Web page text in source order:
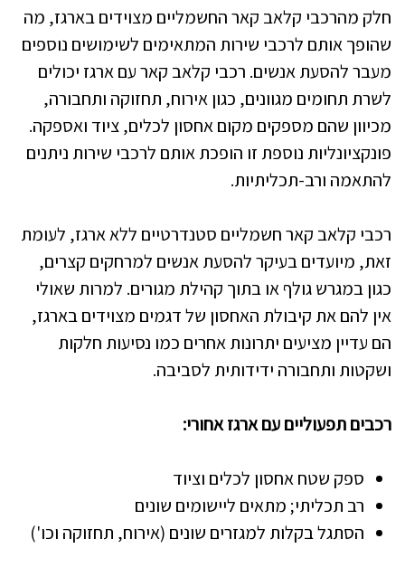
חלק מהרכבי קלאב קאר החשמליים מצוידים בארגז, מה
שהופך אותם לרכבי שירות המתאימים לשימושים נוספים
מעבר להסעת אנשים. רכבי קלאב קאר עם ארגז יכולים
לשרת תחומים מגוונים, כגון אירוח, תחזוקה ותחבורה,
מכיוון שהם מספקים מקום אחסון לכלים, ציוד ואספקה.
פונקציונליות נוספת זו הופכת אותם לרכבי שירות ניתנים
להתאמה ורב-תכליתיות.
רכבי קלאב קאר חשמליים סטנדרטיים ללא ארגז, לעומת
זאת, מיועדים בעיקר להסעת אנשים למרחקים קצרים,
כגון במגרש גולף או בתוך קהילת מגורים. למרות שאולי
אין להם את קיבולת האחסון של דגמים מצוידים בארגז,
הם עדיין מציעים יתרונות אחרים כמו נסיעות חלקות
ושקטות ותחבורה ידידותית לסביבה.
רכבים תפעוליים עם ארגז אחורי:
ספק שטח אחסון לכלים וציוד
רב תכליתי; מתאים ליישומים שונים
הסתגל בקלות למגזרים שונים (אירוח, תחזוקה וכו')